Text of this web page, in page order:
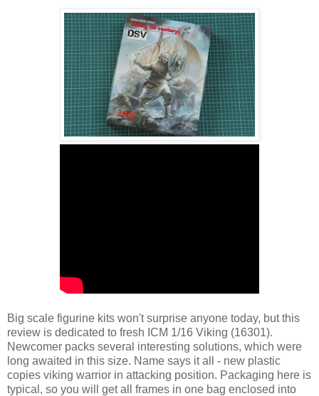
Big scale figurine kits won't surprise anyone today, but this
review is dedicated to fresh ICM 1/16 Viking (16301).
Newcomer packs several interesting solutions, which were
long awaited in this size. Name says it all - new plastic
copies viking warrior in attacking position. Packaging here is
typical, so you will get all frames in one bag enclosed into